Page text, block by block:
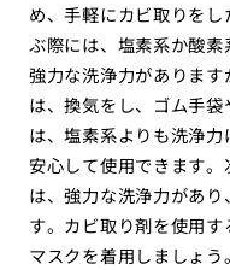
め、手軽にカビ取りを
ぶ際には、塩素系か酸素
強力な洗浄力がありま
は、換気をし、ゴム手
は、塩素系よりも洗浄力
安心して使用できます
は、強力な洗浄力があ
す。カビ取り剤を使用
マスクを着用しましょ